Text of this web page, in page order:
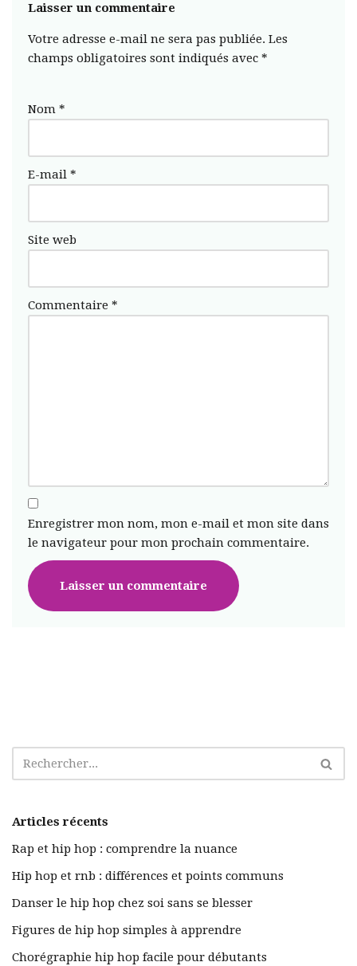
Laisser un commentaire
Votre adresse e-mail ne sera pas publiée. Les
champs obligatoires sont indiqués avec *
Nom *
E-mail *
Site web
Commentaire *
Enregistrer mon nom, mon e-mail et mon site dans
le navigateur pour mon prochain commentaire.
Articles récents
Rap et hip hop : comprendre la nuance
Hip hop et rnb : différences et points communs
Danser le hip hop chez soi sans se blesser
Figures de hip hop simples à apprendre
Chorégraphie hip hop facile pour débutants